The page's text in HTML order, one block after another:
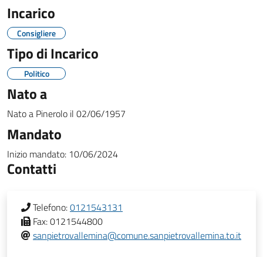
Incarico
Consigliere
Tipo di Incarico
Politico
Nato a
Nato a Pinerolo il 02/06/1957
Mandato
Inizio mandato: 10/06/2024
Contatti
Telefono:0121543131
Fax:0121544800
sanpietrovallemina@comune.sanpietrovallemina.to.it